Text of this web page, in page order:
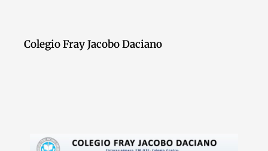
Colegio Fray Jacobo Daciano